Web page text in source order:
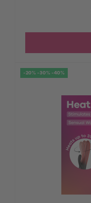
-20% -30% -40%